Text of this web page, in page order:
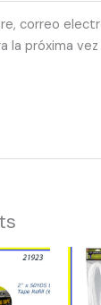
correo
la próxima vez
21365
LIMPIA